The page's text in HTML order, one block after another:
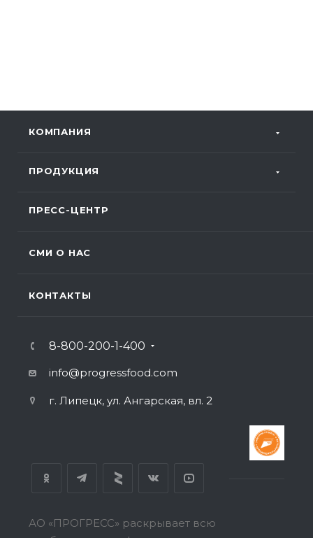
КОМПАНИЯ
ПРОДУКЦИЯ
ПРЕСС-ЦЕНТР
СМИ О НАС
КОНТАКТЫ
8-800-200-1-400
info@progressfood.com
г. Липецк, ул. Ангарская, вл. 2
АО «ПРОГРЕСС» раскрывает всю